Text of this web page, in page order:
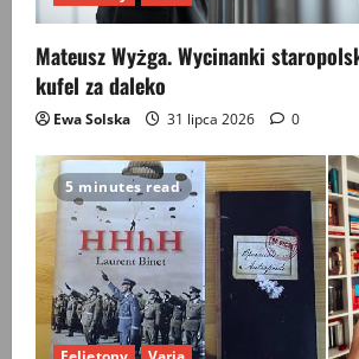
Mateusz Wyżga. Wycinanki
kufel za daleko
Ewa Solska 31 lipca 2026 0
5 minutes read